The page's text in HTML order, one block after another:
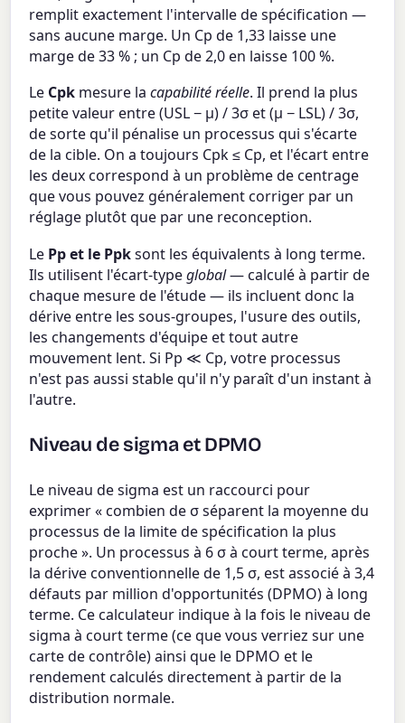
remplit exactement l'intervalle de spécification —
sans aucune marge. Un Cp de 1,33 laisse une
marge de 33 % ; un Cp de 2,0 en laisse 100 %.
Le Cpk mesure lacapabilité réelle. Il prend la plus
petite valeur entre (USL − μ) / 3σ et (μ − LSL) / 3σ,
de sorte qu'il pénalise un processus qui s'écarte
de la cible. On a toujours Cpk ≤ Cp, et l'écart entre
les deux correspond à un problème de centrage
que vous pouvez généralement corriger par un
réglage plutôt que par une reconception.
Le Pp et le Ppksont les équivalents à long terme.
Ils utilisent l'écart-typeglobal— calculé à partir de
chaque mesure de l'étude — ils incluent donc la
dérive entre les sous-groupes, l'usure des outils,
les changements d'équipe et tout autre
mouvement lent. Si Pp ≪ Cp, votre processus
n'est pas aussi stable qu'il n'y paraît d'un instant à
l'autre.
Niveau de sigma et DPMO
Le niveau de sigma est un raccourci pour
exprimer « combien de σ séparent la moyenne du
processus de la limite de spécification la plus
proche ». Un processus à 6 σ à court terme, après
la dérive conventionnelle de 1,5 σ, est associé à 3,4
défauts par million d'opportunités (DPMO) à long
terme. Ce calculateur indique à la fois le niveau de
sigma à court terme (ce que vous verriez sur une
carte de contrôle) ainsi que le DPMO et le
rendement calculés directement à partir de la
distribution normale.